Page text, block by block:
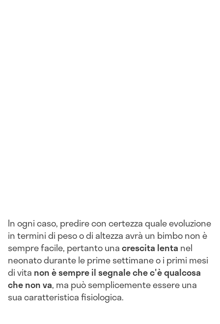
In ogni caso, predire con certezza quale evoluzione
in termini di peso o di altezza avrà un bimbo non è
sempre facile, pertanto unacrescita lenta nel
neonato durante le prime settimane o i primi mesi
di vita non è sempre il segnale che c'è qualcosa
che non va, ma può semplicemente essere una
sua caratteristica fisiologica.